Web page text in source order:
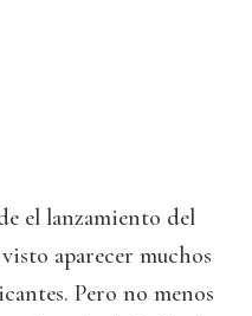
el lanzamiento del
aparecer muchos
Pero no menos